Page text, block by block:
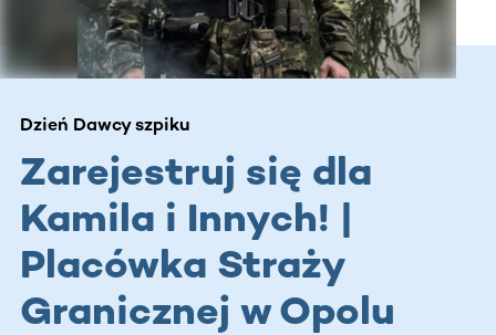
Dzień Dawcy szpiku
Zarejestruj się dla
Kamila i Innych! |
Placówka Straży
Granicznej w Opolu